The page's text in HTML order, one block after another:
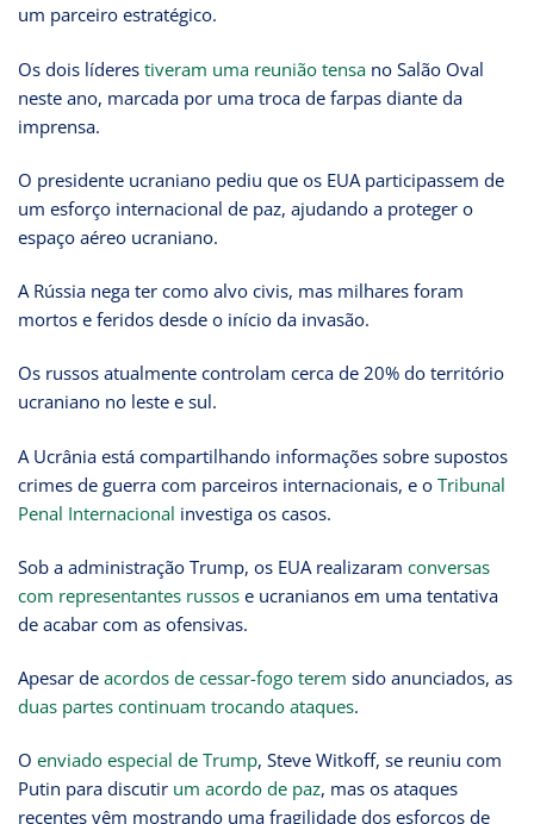
um parceiro estratégico.
Os dois líderes tiveram uma reunião tensa no Salão Oval
neste ano, marcada por uma troca de farpas diante da
imprensa.
O presidente ucraniano pediu que os EUA participassem de
um esforço internacional de paz, ajudando a proteger o
espaço aéreo ucraniano.
A Rússia nega ter como alvo civis, mas milhares foram
mortos e feridos desde o início da invasão.
Os russos atualmente controlam cerca de 20% do território
ucraniano no leste e sul.
A Ucrânia está compartilhando informações sobre supostos
crimes de guerra com parceiros internacionais, e o Tribunal
Penal Internacional investiga os casos.
Sob a administração Trump, os EUA realizaram conversas
com representantes russos e ucranianos em uma tentativa
de acabar com as ofensivas.
Apesar de acordos de cessar-fogo terem sido anunciados, as
duas partes continuam trocando ataques.
O enviado especial de Trump, Steve Witkoff, se reuniu com
Putin para discutir um acordo de paz, mas os ataques
recentes vêm mostrando uma fragilidade dos esforços de